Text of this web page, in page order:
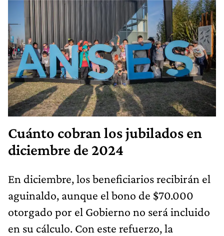
Cuánto cobran los jubilados en
diciembre de 2024
En diciembre, los beneficiarios recibirán el
aguinaldo, aunque el bono de $70.000
otorgado por el Gobierno no será incluido
en su cálculo. Con este refuerzo, la